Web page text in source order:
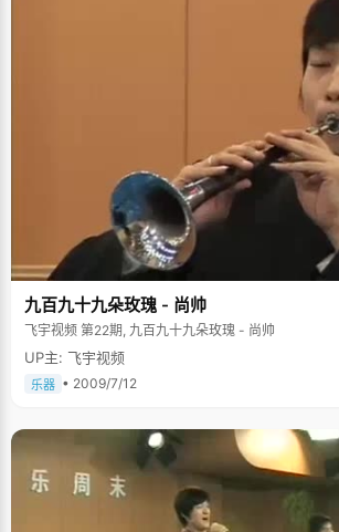
九百九十九朵玫瑰 - 尚帅
飞宇视频 第22期, 九百九十九朵玫瑰 - 尚帅
UP主: 飞宇视频
乐器 • 2009/7/12